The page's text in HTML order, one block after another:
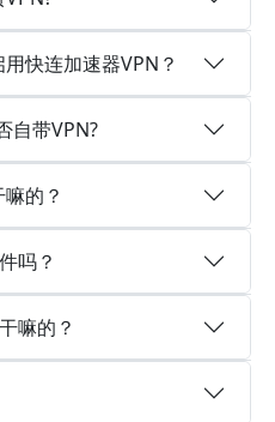
快连加速器VPN？
自带VPN?
的？
吗？
嘛的？